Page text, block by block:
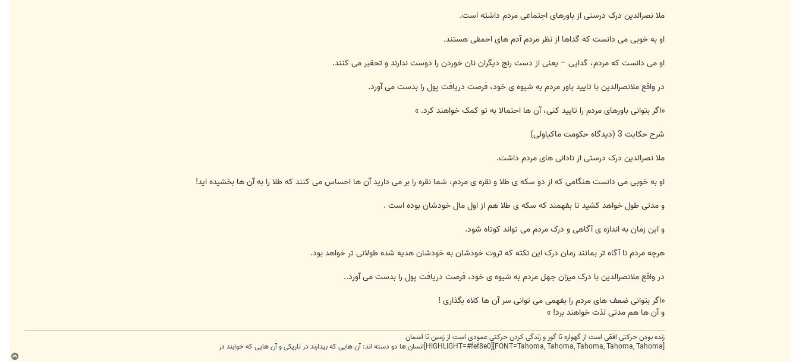
ملا نصرالدین درک درستی از باورهای اجتماعی مردم داشته است.
او به خوبی می دانست که گداها از نظر مردم آدم های احمقی هستند.
او می دانست که مردم، گدایی – یعنی از دست رنج دیگران نان خوردن را دوست ندارند و تحقیر می کنند.
در واقع ملانصرالدین با تایید باور مردم به شیوه ی خود، فرصت دریافت پول را بدست می آورد.
«اگر بتوانی باورهای مردم را تایید کنی، آن ها احتمالا به تو کمک خواهند کرد. »
شرح حکایت 3 (دیدگاه حکومت ماکیاولی)
ملا نصرالدین درک درستی از نادانی های مردم داشت.
او به خوبی می دانست هنگامی که از دو سکه ی طلا و نقره ی مردم، شما نقره را بر می دارید آن ها احساس می کنند که طلا را به آن ها بخشیده اید!
و مدتی طول خواهد کشید تا بفهمند که سکه ی طلا هم از اول مال خودشان بوده است .
و این زمان به اندازه ی آگاهی و درک مردم می تواند کوتاه شود.
هرچه مردم نا آگاه تر بمانند زمان درک این نکته که ثروت خودشان به خودشان هدیه شده طولانی تر خواهد بود.
در واقع ملانصرالدین با درک میزان جهل مردم به شیوه ی خود، فرصت دریافت پول را بدست می آورد..
«اگر بتوانی ضعف های مردم را بفهمی می توانی سر آن ها کلاه بگذاری !
و آن ها هم مدتی لذت خواهند برد! »
زنده بودن حرکتی افقی است از گهواره تا گور و زندگی کردن حرکتی عمودی است از زمین تا آسمان
[FONT=Tahoma, Tahoma, Tahoma, Tahoma, Tahoma][HIGHLIGHT=#fef8e0]انسان ها دو دسته اند: آن هایی که بیدارند در تاریکی و آن هایی که خوابند در